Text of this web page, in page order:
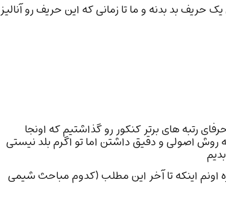
حریف بد بدنه و ما تا زمانی که این حریف رو آنالیز
رتبه های برتر کنکور رو گذاشتیم که اونجا
روش اصولی و دقیق داشتن اما تو اگرم بلد نیستی
اونم اینکه تا آخر این مطلب (کدوم مباحث شیمی